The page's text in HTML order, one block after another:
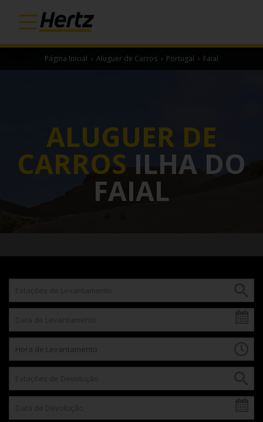
Página Inicial › Aluguer de Carros › Portugal › Faial
ALUGUER DE
CARROS ILHA DO
FAIAL